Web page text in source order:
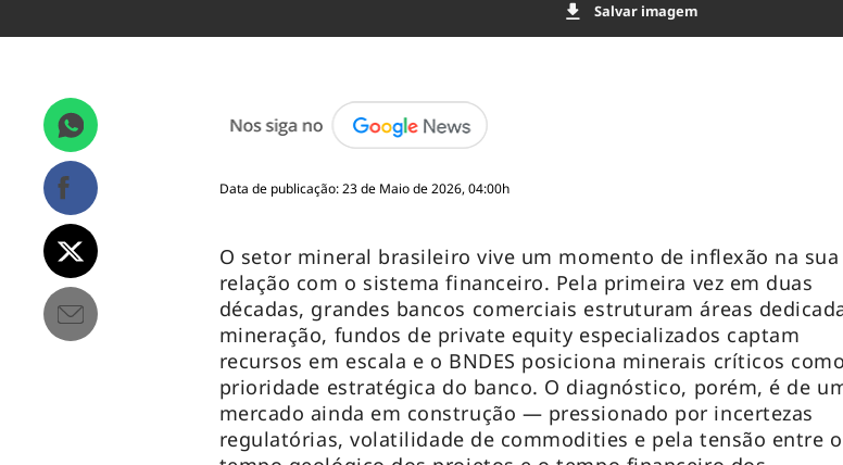
Salvar imagem
Data de publicação: 23 de Maio de 2026, 04:00h
O setor mineral brasileiro vive um momento de inflexão na sua
relação com o sistema financeiro. Pela primeira vez em duas
décadas, grandes bancos comerciais estruturam áreas
mineração, fundos de private equity especializados captam
recursos em escala e o BNDES posiciona minerais críticos como
prioridade estratégica do banco. O diagnóstico, porém, é de
mercado ainda em construção — pressionado por incertezas
regulatórias, volatilidade de commodities e pela tensão entre o